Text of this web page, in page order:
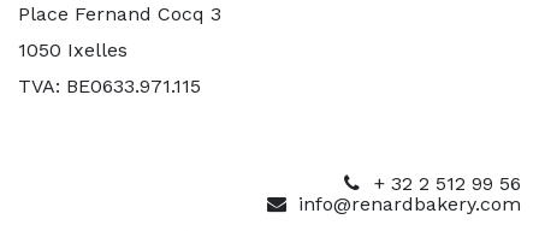
Place Fernand Cocq 3
1050 Ixelles
TVA: BE0633.971.115
+ 32 2 512 99 56
info@renardbakery.com